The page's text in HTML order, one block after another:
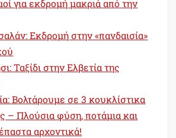
για εκδρομή μακριά από την
Εκδρομή στην «πανδαισία»
Ταξίδι στην Ελβετία της
Βολτάρουμε σε 3 κουκλίστικα
– Πλούσια φύση, ποτάμια και
αρχοντικά!